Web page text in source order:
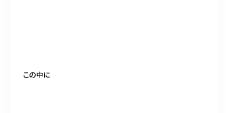
この中に